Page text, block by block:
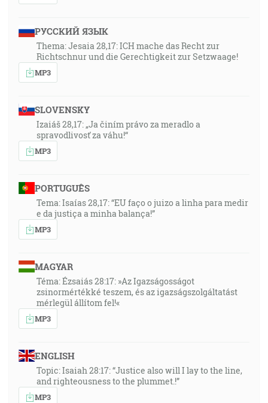
РУССКИЙ ЯЗЫК
Thema: Jesaia 28,17: ICH mache das Recht zur
Richtschnur und die Gerechtigkeit zur Setzwaage!
MP3
SLOVENSKY
Izaiáš 28,17: „Ja činím právo za meradlo a
spravodlivosť za váhu!“
MP3
PORTUGUÊS
Tema: Isaías 28,17: “EU faço o juizo a linha para medir
e da justiça a minha balança!”
MP3
MAGYAR
Téma: Ézsaiás 28:17: »Az Igazságosságot
zsinormértékké teszem, és az igazságszolgáltatást
mérlegül állítom fel!«
MP3
ENGLISH
Topic: Isaiah 28:17: “Justice also will I lay to the line,
and righteousness to the plummet.!”
MP3